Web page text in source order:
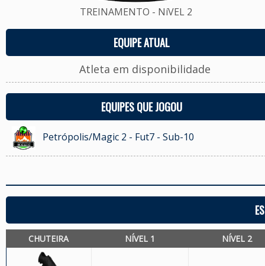
TREINAMENTO - NíVEL 2
EQUIPE ATUAL
Atleta em disponibilidade
EQUIPES QUE JOGOU
Petrópolis/Magic 2 - Fut7 - Sub-10
CHUTEIRA NÍVEL 1 NÍVEL 2